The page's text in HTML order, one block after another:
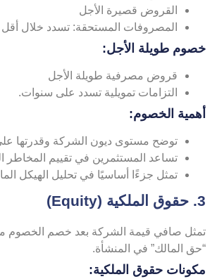
القروض قصيرة الأجل
المصروفات المستحقة: تسدد خلال أقل
طويلة الأجل:
قروض مصرفية طويلة الأجل
التزامات تمويلية تسدد على سنوات.
الخصوم:
توضح مستوى ديون الشركة وقدرتها على
تساعد المستثمرين في تقييم المخاطر
تمثل جزءًا أساسيًا في تحليل الهيكل المالي.
صافي قيمة الشركة بعد خصم الخصوم من
المالك” في المنشأة.
حقوق الملكية: